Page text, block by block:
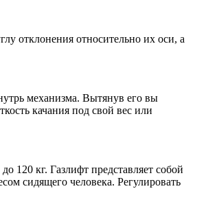
отклонения относительно их оси, а
механизма. Вытянув его вы
качания под свой вес или
120 кг. Газлифт представляет собой
сидящего человека. Регулировать